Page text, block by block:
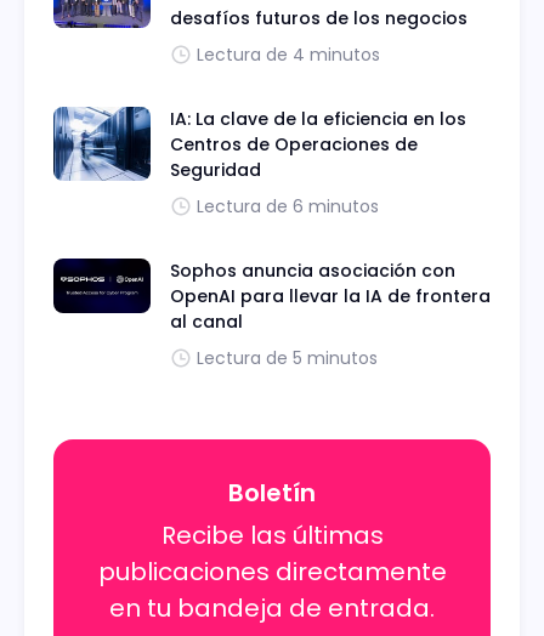
desafíos futuros de los negocios
Lectura de 4 minutos
IA: La clave de la eficiencia en los
Centros de Operaciones de
Seguridad
Lectura de 6 minutos
Sophos anuncia asociación con
OpenAI para llevar la IA de frontera
al canal
Lectura de 5 minutos
Boletín
Recibe las últimas
publicaciones directamente
en tu bandeja de entrada.